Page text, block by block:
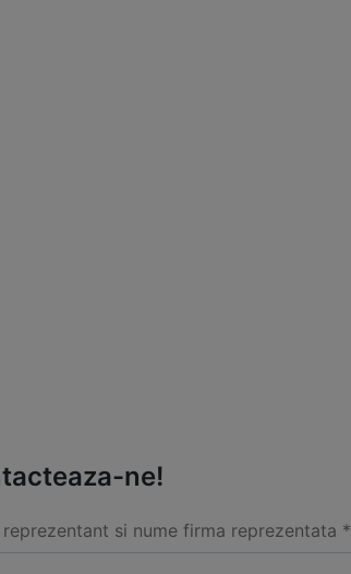
ne!
reprezentant si nume firma reprezentata *